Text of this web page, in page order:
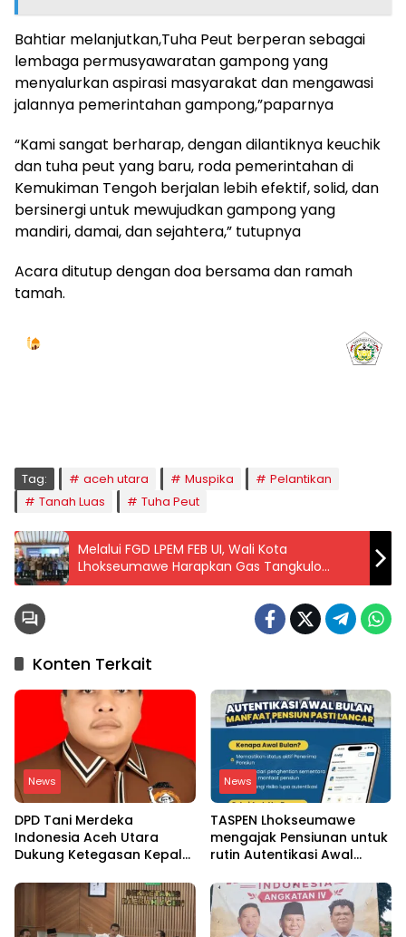
Bahtiar melanjutkan,Tuha Peut berperan sebagai
lembaga permusyawaratan gampong yang
menyalurkan aspirasi masyarakat dan mengawasi
jalannya pemerintahan gampong,”paparnya
“Kami sangat berharap, dengan dilantiknya keuchik
dan tuha peut yang baru, roda pemerintahan di
Kemukiman Tengoh berjalan lebih efektif, solid, dan
bersinergi untuk mewujudkan gampong yang
mandiri, damai, dan sejahtera,” tutupnya
Acara ditutup dengan doa bersama dan ramah
tamah.
Tag: aceh utara Muspika
Pelantikan
Tanah Luas
Tuha Peut
Melalui FGD LPEM FEB UI, Wali Kota
Lhokseumawe Harapkan Gas Tangkulo
Bangkitkan Industri dan Ekonomi Daerah
Konten Terkait
News
DPD Tani Merdeka
Indonesia Aceh Utara
Dukung Ketegasan Kepala
SPPG
News
TASPEN Lhokseumawe
mengajak Pensiunan untuk
rutin Autentikasi Awal
Pensiun tetap Lancar